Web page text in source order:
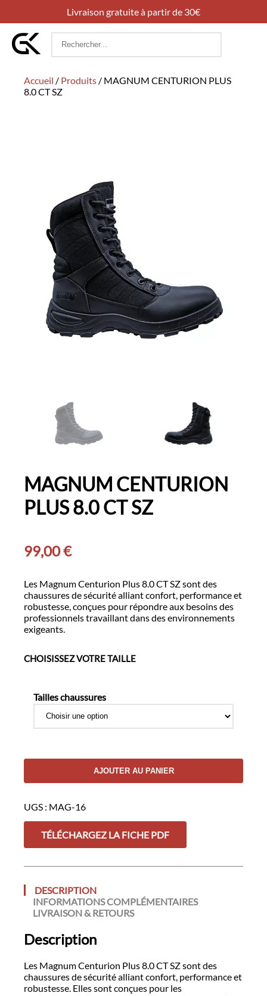
Livraison gratuite à partir de 30€
Rechercher
Accueil / Produits / MAGNUM CENTURION PLUS
8.0 CT SZ
MAGNUM CENTURION
PLUS 8.0 CT SZ
99,00€
Les Magnum Centurion Plus 8.0 CT SZ sont des
chaussures de sécurité alliant confort, performance et
robustesse, conçues pour répondre aux besoins des
professionnels travaillant dans des environnements
exigeants.
CHOISISSEZ VOTRE TAILLE
Tailles chaussures
de
MAGNUM
8.0
CT
AJOUTER AU PANIER
UGS : MAG-16
TÉLÉCHARGEZ LA FICHE PDF
DESCRIPTION
INFORMATIONS COMPLÉMENTAIRES
LIVRAISON & RETOURS
Description
Les Magnum Centurion Plus 8.0 CT SZ sont des
chaussures de sécurité alliant confort, performance et
robustesse. Elles sont conçues pour les